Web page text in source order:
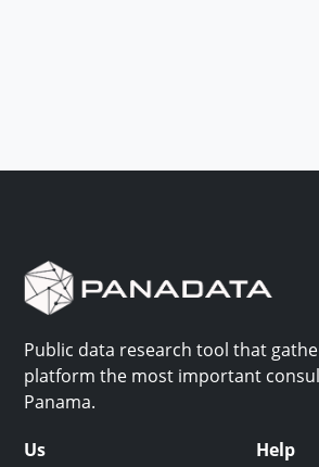
Public data research tool that
platform the most important
Panama.
Us
Help